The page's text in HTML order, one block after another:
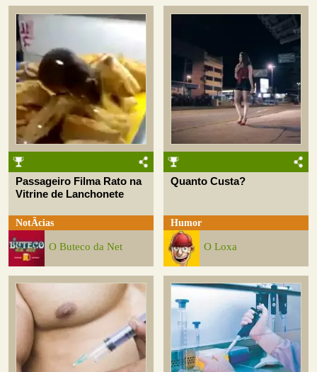
Passageiro Filma Rato na
Vitrine de Lanchonete
NotÃ­cias
O Buteco da Net
Quanto Custa?
Humor
O Loxa